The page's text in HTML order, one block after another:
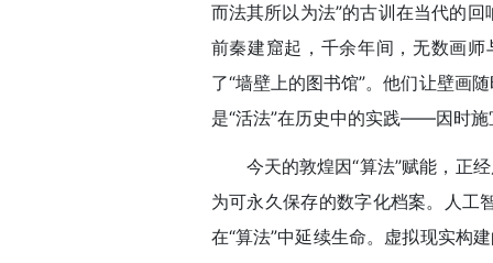
而法其所以为法”的古训在当代的
前秦建窟起，千余年间，无数画
了“墙壁上的图书馆”。他们让壁画
是“活法”在历史中的实践——因时施
今天的敦煌因“算法”赋能，正
为可永久保存的数字化档案。人工
在“算法”中延续生命。虚拟现实构